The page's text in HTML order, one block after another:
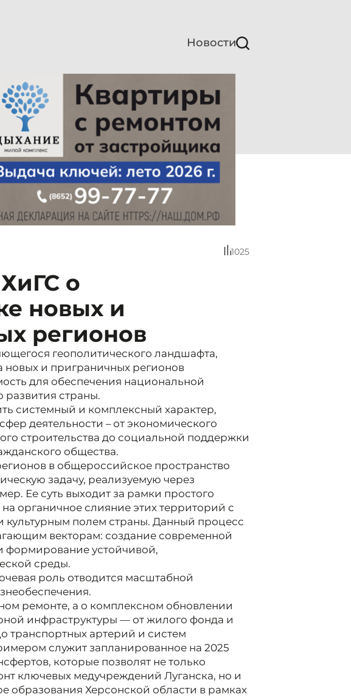
Новости
1025
о
новых и
регионов
геополитического ландшафта,
новых и приграничных регионов
для обеспечения национальной
развития страны.
системный и комплексный характер,
деятельности – от экономического
строительства до социальной поддержки
общества.
в общероссийское пространство
задачу, реализуемую через
Ее суть выходит за рамки простого
органичное слияние этих территорий с
полем страны. Данный процесс
векторам: создание современной
формирование устойчивой,
среды.
роль отводится масштабной
ремонте, а о комплексном обновлении
инфраструктуры — от жилого фонда и
транспортных артерий и систем
служит запланированное на 2025
которые позволят не только
ключевых медучреждений Луганска, но и
образования Херсонской области в рамках